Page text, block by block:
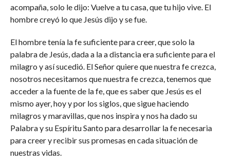
acompaña, solo le dijo: Vuelve a tu casa, que tu hijo vive. El
hombre creyó lo que Jesús dijo y se fue.
El hombre tenía la fe suficiente para creer, que solo la
palabra de Jesús, dada a la a distancia era suficiente para el
milagro y así sucedió. El Señor quiere que nuestra fe crezca,
nosotros necesitamos que nuestra fe crezca, tenemos que
acceder a la fuente de la fe, que es saber que Jesús es el
mismo ayer, hoy y por los siglos, que sigue haciendo
milagros y maravillas, que nos inspira y nos ha dado su
Palabra y su Espíritu Santo para desarrollar la fe necesaria
para creer y recibir sus promesas en cada situación de
nuestras vidas.